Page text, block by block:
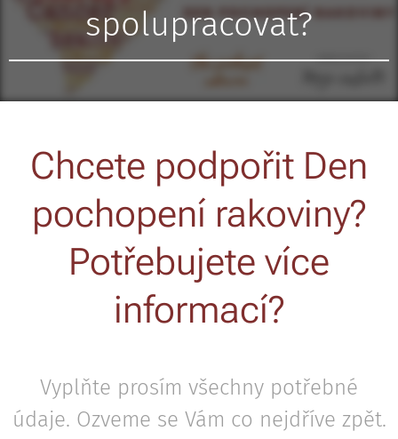
spolupracovat?
Chcete podpořit Den
pochopení rakoviny?
Potřebujete více
informací?
Vyplňte prosím všechny potřebné
údaje. Ozveme se Vám co nejdříve zpět.